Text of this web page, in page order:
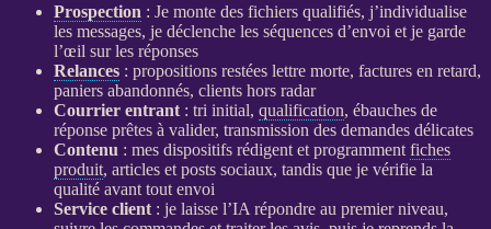
Prospection : Je monte des fichiers qualifiés, j’individualise
les messages, je déclenche les séquences d’envoi et je garde
l’œil sur les réponses
Relances: propositions restées lettre morte, factures en retard,
paniers abandonnés, clients hors radar
Courrier entrant: tri initial, qualification, ébauches de
réponse prêtes à valider, transmission des demandes délicates
Contenu : mes dispositifs rédigent et programment fiches
produit, articles et posts sociaux, tandis que je vérifie la
qualité avant tout envoi
Service client: je laisse l’IA répondre au premier niveau,